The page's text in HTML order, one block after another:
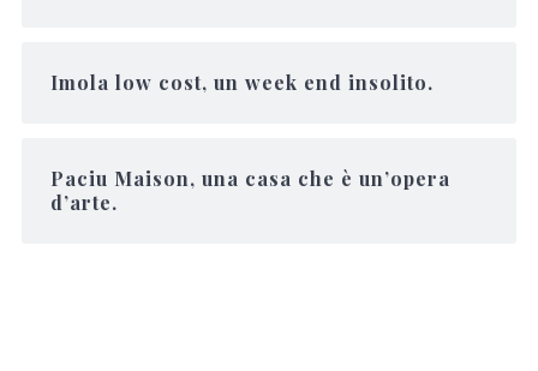
Imola low cost, un week end insolito.
Paciu Maison, una casa che è un’opera
d’arte.